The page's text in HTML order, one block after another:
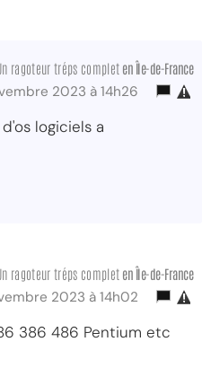
ragoteur tréps complet en Île-de-France
2023 à 14h26
logiciels a
ragoteur tréps complet en Île-de-France
2023 à 14h02
386 486 Pentium etc